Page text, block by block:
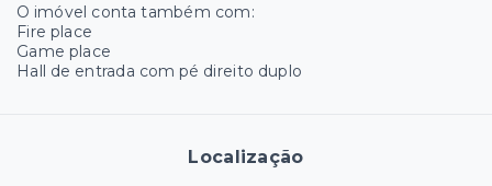
O imóvel conta também com:
Fire place
Game place
Hall de entrada com pé direito duplo
Localização